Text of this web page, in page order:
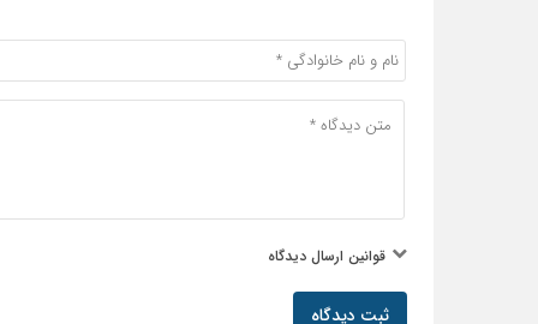
قوانین ارسال دیدگاه
ثبت دیدگاه